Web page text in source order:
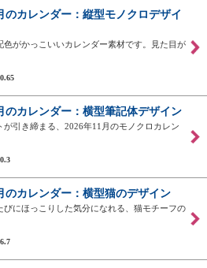
のカレンダー：縦型モノクロデザイ
色がかっこいいカレンダー素材です。見た目が
のカレンダー：横型筆記体デザイン
が引き締まる、2026年11月のモノクロカレン
のカレンダー：横型猫のデザイン
びにほっこりした気分になれる、猫モチーフの